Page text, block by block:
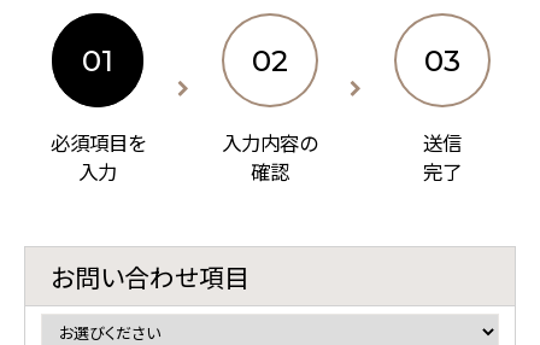
BESTRATE
01
必須項目を
入力
02
入力内容の
確認
03
送信
完了
お問い合わせ項目